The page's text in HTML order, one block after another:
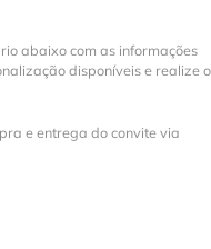
abaixo com as informações
disponíveis e realize o
e entrega do convite via